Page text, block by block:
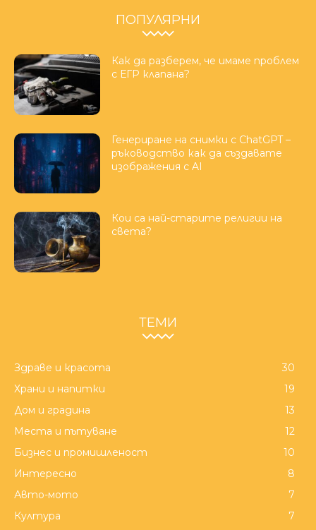
ПОПУЛЯРНИ
Как да разберем, че имаме проблем
с ЕГР клапана?
Генериране на снимки с ChatGPT –
ръководство как да създавате
изображения с AI
Кои са най-старите религии на
света?
ТЕМИ
Здраве и красота
30
Храни и напитки
19
Дом и градина
13
Места и пътуване
12
Бизнес и промишленост
10
Интересно
8
Авто-мото
7
Култура
7